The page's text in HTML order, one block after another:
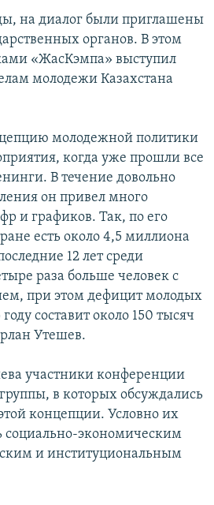
на диалог были приглашены
органов. В этом
«ЖасКэмпа» выступил
молодежи Казахстана
молодежной политики
когда уже прошли все
В течение довольно
он привел много
и графиков. Так, по его
есть около 4,5 миллиона
12 лет среди
раза больше человек с
при этом дефицит молодых
составит около 150 тысяч
Утешев.
участники конференции
в которых обсуждались
концепции. Условно их
социально-экономическим
и институциональным